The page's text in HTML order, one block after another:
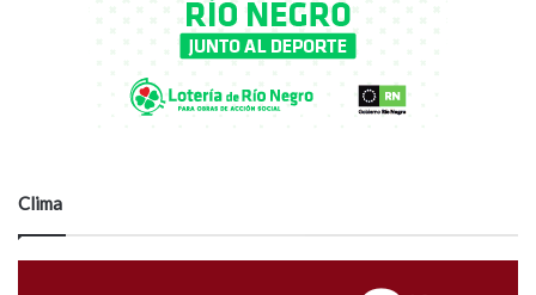
Clima